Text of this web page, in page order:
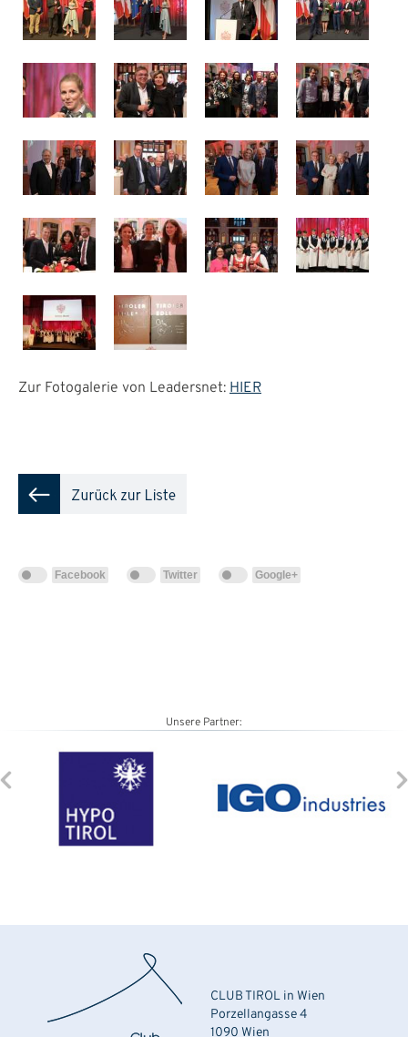
Zur Fotogalerie von Leadersnet: HIER
Facebook Twitter Google+
Unsere Partner:
CLUB TIROL in Wien
Porzellangasse 4
1090 Wien